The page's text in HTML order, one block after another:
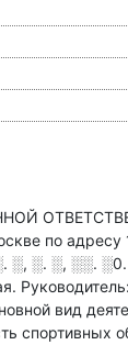
по адресу
░, ░. ░, ░░. ░0.
вид
спортивных